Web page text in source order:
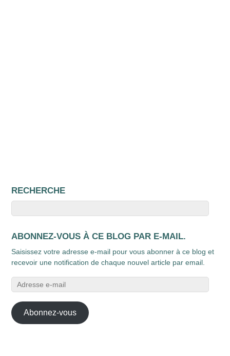
RECHERCHE
ABONNEZ-VOUS À CE BLOG PAR E-MAIL.
Saisissez votre adresse e-mail pour vous abonner à ce blog et
recevoir une notification de chaque nouvel article par email.
Adresse
e-
mail
Abonnez-vous